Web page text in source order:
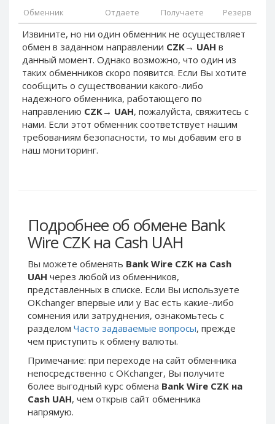
Обменник Отдаете Получаете Резерв
Извините, но ни один обменник не осуществляет
обмен в заданном направлении CZK→ UAH в
данный момент. Однако возможно, что один из
таких обменников скоро появится. Если Вы хотите
сообщить о существовании какого-либо
надежного обменника, работающего по
направлению CZK→ UAH, пожалуйста, свяжитесь с
нами. Если этот обменник соответствует нашим
требованиям безопасности, то мы добавим его в
наш мониторинг.
Подробнее об обмене Bank
Wire CZK на Cash UAH
Вы можете обменять Bank Wire CZK на Cash
UAH через любой из обменников,
представленных в списке. Если Вы используете
OKchanger впервые или у Вас есть какие-либо
сомнения или затруднения, ознакомьтесь с
разделом Часто задаваемые вопросы, прежде
чем приступить к обмену валюты.
Примечание: при переходе на сайт обменника
непосредственно c OKchanger, Вы получите
более выгодный курс обмена Bank Wire CZK на
Cash UAH, чем открыв сайт обменника
напрямую.
PayPal SGD
PayPal SEK
PayPal CHF
PayPal MYR
Webmoney WMZ
Webmoney WMR
Webmoney WME
Webmoney WMU
Webmoney WMK
Skril USD
Skril EUR
Skril INR
Skril PLN
Skril GBP
Skril AUD
Skril NOK
Paxum USD
Paxum EUR
Epay USD
PayPal SGD
PayPal SEK
PayPal CHF
PayPal MYR
Webmoney WMZ
Webmoney WMR
Webmoney WME
Webmoney WMU
Skril USD
Skril EUR
Skril INR
Skril GBP
Skril AUD
Skril NOK
Paxum USD
Paxum EUR
Epay USD